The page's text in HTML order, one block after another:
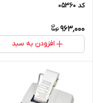
کد 05360
963,000
افزودن به سبد